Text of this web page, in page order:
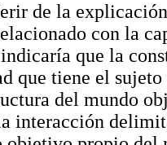
de la
con la
que la
que tiene el
del mundo
interacción